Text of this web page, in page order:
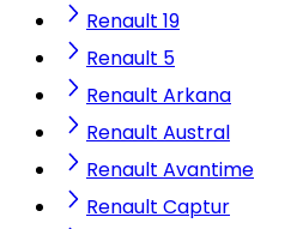
Renault 19
Renault 5
Renault Arkana
Renault Austral
Renault Avantime
Renault Captur